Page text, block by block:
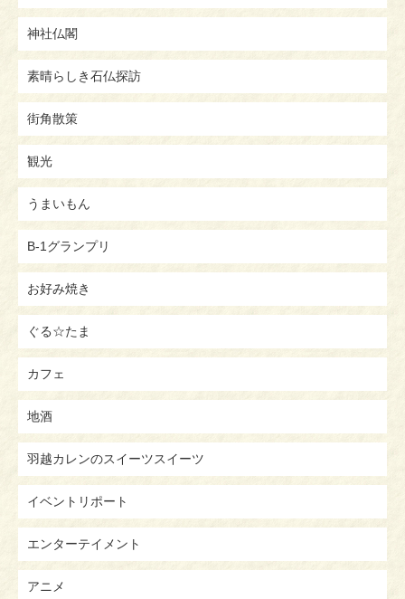
神社仏閣
素晴らしき石仏探訪
街角散策
観光
うまいもん
B-1グランプリ
お好み焼き
ぐる☆たま
カフェ
地酒
羽越カレンのスイーツスイーツ
イベントリポート
エンターテイメント
アニメ